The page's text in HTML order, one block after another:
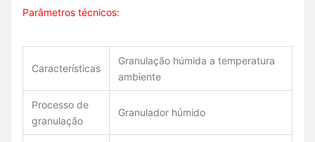
Parâmetros técnicos:
Características
Granulação húmida a temperatura
ambiente
Processo de
granulação
Granulador húmido